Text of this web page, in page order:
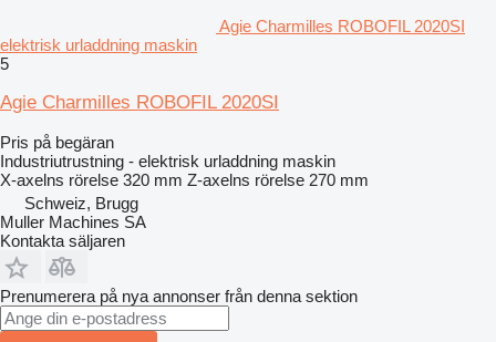
Agie Charmilles ROBOFIL 2020SI
elektrisk urladdning maskin
5
Agie Charmilles ROBOFIL 2020SI
Pris på begäran
Industriutrustning - elektrisk urladdning maskin
X-axelns rörelse 320 mm Z-axelns rörelse 270 mm
Schweiz, Brugg
Muller Machines SA
Kontakta säljaren
Prenumerera på nya annonser från denna sektion